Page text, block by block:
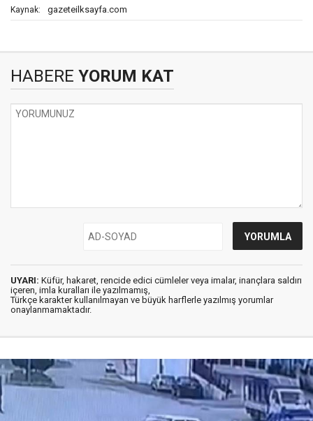
Kaynak: gazeteilksayfa.com
HABERE YORUM KAT
UYARI: Küfür, hakaret, rencide edici cümleler veya imalar, inançlara saldırı
içeren, imla kuralları ile yazılmamış,
Türkçe karakter kullanılmayan ve büyük harflerle yazılmış yorumlar
onaylanmamaktadır.